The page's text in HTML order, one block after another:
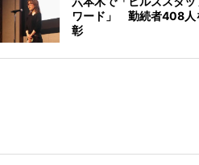
ワード」 勤続者408人
彰